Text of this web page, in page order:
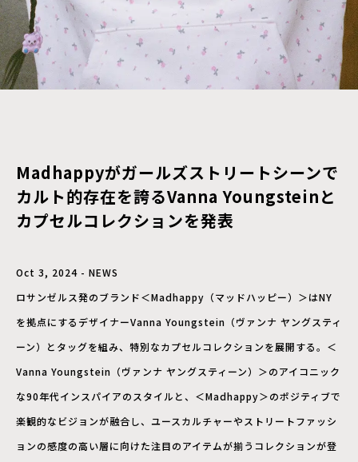
Madhappyがガールズストリートシーンで
カルト的存在を誇るVanna Youngsteinと
カプセルコレクションを発表
Oct 3, 2024 - NEWS
ロサンゼルス発のブランド＜Madhappy（マッドハッピー）＞はNY
を拠点にするデザイナーVanna Youngstein（ヴァンナ ヤングスティ
ーン）とタッグを組み、特別なカプセルコレクションを展開する。＜
Vanna Youngstein（ヴァンナ ヤングスティーン）＞のアイコニック
な90年代インスパイアのスタイルと、＜Madhappy＞のポジティブで
楽観的なビジョンが融合し、ユースカルチャーやストリートファッシ
ョンの感度の高い層に向けた注目のアイテムが揃うコレクションが登